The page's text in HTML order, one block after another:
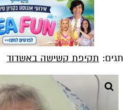
תגים: תקיפת קשישה באשדוד